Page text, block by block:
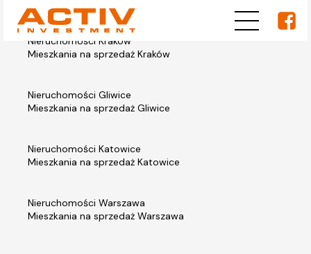
Nieruchomości Kraków
Mieszkania na sprzedaż Kraków
Nieruchomości Gliwice
Mieszkania na sprzedaż Gliwice
Nieruchomości Katowice
Mieszkania na sprzedaż Katowice
Nieruchomości Warszawa
Mieszkania na sprzedaż Warszawa